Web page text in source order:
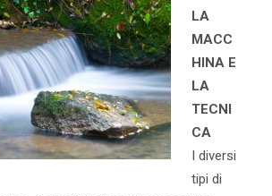
LA
MACC
HINA E
LA
TECNI
CA
I diversi
tipi di